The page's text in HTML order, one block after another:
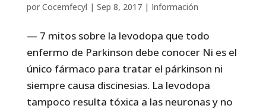
por Cocemfecyl | Sep 8, 2017| Información
— 7 mitos sobre la levodopa que todo
enfermo de Parkinson debe conocer Ni es el
único fármaco para tratar el párkinson ni
siempre causa discinesias. La levodopa
tampoco resulta tóxica a las neuronas y no